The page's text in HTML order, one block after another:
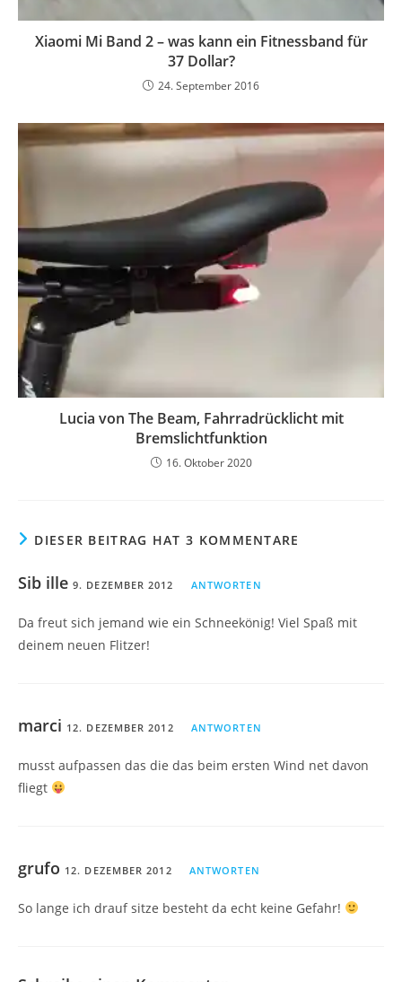
Xiaomi Mi Band 2 – was kann ein Fitnessband für
37 Dollar?
24. September 2016
Lucia von The Beam, Fahrradrücklicht mit
Bremslichtfunktion
16. Oktober 2020
DIESER BEITRAG HAT 3 KOMMENTARE
Sib ille 9. DEZEMBER 2012 ANTWORTEN
Da freut sich jemand wie ein Schneekönig! Viel Spaß mit
deinem neuen Flitzer!
marci 12. DEZEMBER 2012 ANTWORTEN
musst aufpassen das die das beim ersten Wind net davon
fliegt
grufo 12. DEZEMBER 2012 ANTWORTEN
So lange ich drauf sitze besteht da echt keine Gefahr!